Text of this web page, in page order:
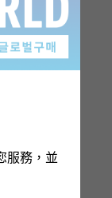
服務，並
Muller）